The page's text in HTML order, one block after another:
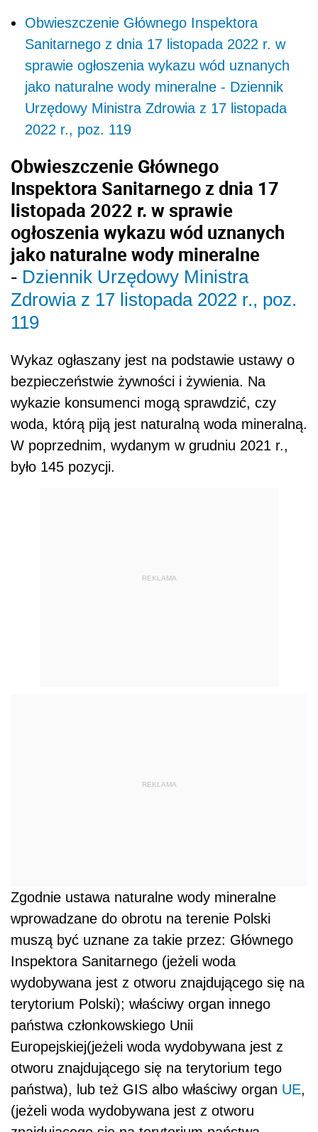
Obwieszczenie Głównego Inspektora
Sanitarnego z dnia 17 listopada 2022 r. w
sprawie ogłoszenia wykazu wód uznanych
jako naturalne wody mineralne - Dziennik
Urzędowy Ministra Zdrowia z 17 listopada
2022 r., poz. 119
Obwieszczenie Głównego
Inspektora Sanitarnego z dnia 17
listopada 2022 r. w sprawie
ogłoszenia wykazu wód uznanych
jako naturalne wody mineralne
- Dziennik Urzędowy Ministra
Zdrowia z 17 listopada 2022 r., poz.
119
Wykaz ogłaszany jest na podstawie ustawy o
bezpieczeństwie żywności i żywienia. Na
wykazie konsumenci mogą sprawdzić, czy
woda, którą piją jest naturalną woda mineralną.
W poprzednim, wydanym w grudniu 2021 r.,
było 145 pozycji.
REKLAMA
REKLAMA
Zgodnie ustawa naturalne wody mineralne
wprowadzane do obrotu na terenie Polski
muszą być uznane za takie przez: Głównego
Inspektora Sanitarnego (jeżeli woda
wydobywana jest z otworu znajdującego się na
terytorium Polski); właściwy organ innego
państwa członkowskiego Unii
Europejskiej(jeżeli woda wydobywana jest z
otworu znajdującego się na terytorium tego
państwa), lub też GIS albo właściwy organ UE,
(jeżeli woda wydobywana jest z otworu